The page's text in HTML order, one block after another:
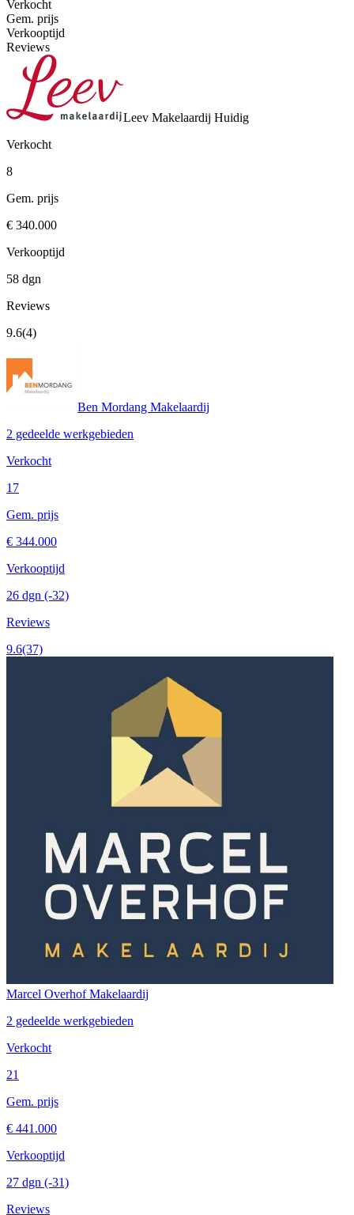
Verkocht
Gem. prijs
Verkooptijd
Reviews
Leev Makelaardij Huidig
Verkocht
8
Gem. prijs
€ 340.000
Verkooptijd
58 dgn
Reviews
9.6(4)
Ben Mordang Makelaardij
2 gedeelde werkgebieden
Verkocht
17
Gem. prijs
€ 344.000
Verkooptijd
26 dgn (-32)
Reviews
9.6(37)
Marcel Overhof Makelaardij
2 gedeelde werkgebieden
Verkocht
21
Gem. prijs
€ 441.000
Verkooptijd
27 dgn (-31)
Reviews